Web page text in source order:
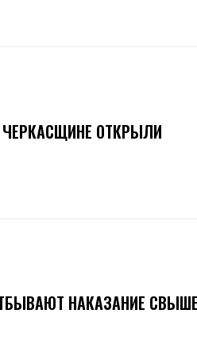
ОТКРЫЛИ
НАКАЗАНИЕ